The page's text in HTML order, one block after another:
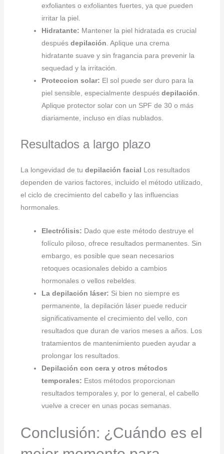
exfoliantes o exfoliantes fuertes, ya que pueden
irritar la piel.
Hidratante: Mantener la piel hidratada es crucial
despuésdepilación . Aplique una crema
hidratante suave y sin fragancia para prevenir la
sequedad y la irritación.
Proteccion solar: El sol puede ser duro para la
piel sensible, especialmente despuésdepilación
Aplique protector solar con un SPF de 30 o más
diariamente, incluso en días nublados.
Resultados a largo plazo
La longevidad de tudepilación facial Los resultados
dependen de varios factores, incluido el método utilizado,
el ciclo de crecimiento del cabello y las influencias
hormonales.
Electrólisis: Dado que este método destruye el
folículo piloso, ofrece resultados permanentes. Sin
embargo, es posible que sean necesarios
retoques ocasionales debido a cambios
hormonales o vellos rebeldes.
La depilación láser: Si bien no siempre es
permanente, la depilación láser puede reducir
significativamente el crecimiento del vello, con
resultados que duran de varios meses a años. Los
tratamientos de mantenimiento pueden ayudar a
prolongar los resultados.
Depilación con cera y otros métodos
temporales: Estos métodos proporcionan
resultados temporales y, por lo general, el cabello
vuelve a crecer en unas pocas semanas.
Conclusión: ¿Cuándo es el